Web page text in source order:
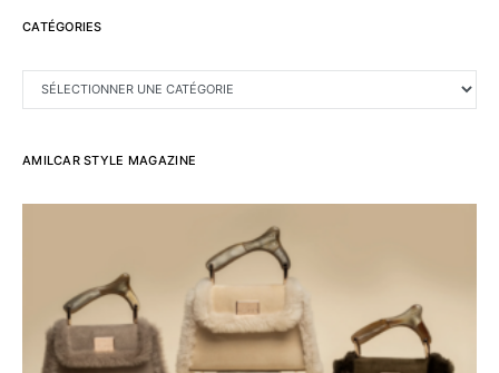
CATÉGORIES
CATÉGORIES
AMILCAR STYLE MAGAZINE